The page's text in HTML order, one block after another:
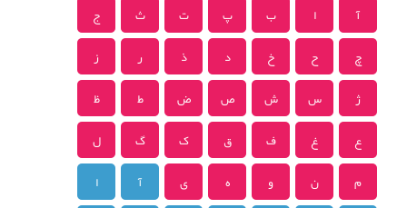
آ ا ب پ ت ث
ج
چ
ح خ د ذ ر
ز
ژ
س ش ص ض ط
ظ
ع
غ ف ق ک گ
ل
م
ن و ه ی آ
ا